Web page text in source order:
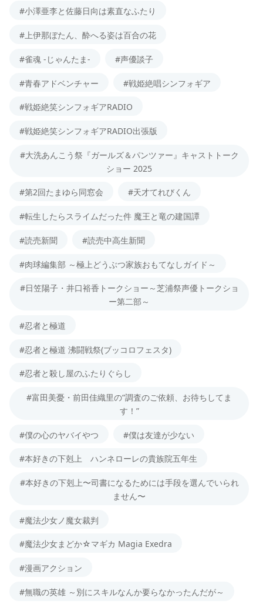
#小澤亜李と佐藤日向は素直なふたり
#上伊那ぼたん、酔へる姿は百合の花
#雀魂 -じゃんたま- #声優談子
#青春アドベンチャー #戦姫絶唱シンフォギア
#戦姫絶笑シンフォギアRADIO
#戦姫絶笑シンフォギアRADIO出張版
#大洗あんこう祭『ガールズ＆パンツァー』キャストトーク
ショー 2025
#第2回たまゆら同窓会 #天才てれびくん
#転生したらスライムだった件 魔王と竜の建国譚
#読売新聞 #読売中高生新聞
#肉球編集部 ～極上どうぶつ家族おもてなしガイド～
#日笠陽子・井口裕香トークショー～芝浦祭声優トークショ
ー第二部～
#忍者と極道
#忍者と極道 沸闘戦祭(ブッコロフェスタ)
#忍者と殺し屋のふたりぐらし
#富田美憂・前田佳織里の“調査のご依頼、お待ちしてま
す！”
#僕の心のヤバイやつ #僕は友達が少ない
#本好きの下剋上 ハンネローレの貴族院五年生
#本好きの下剋上〜司書になるためには手段を選んでいられ
ません〜
#魔法少女ノ魔女裁判
#魔法少女まどか☆マギカ Magia Exedra
#漫画アクション
#無職の英雄 ～別にスキルなんか要らなかったんだが～